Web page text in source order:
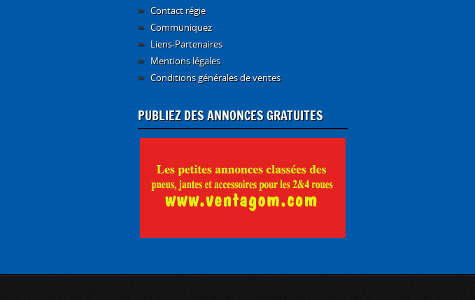
Contact régie
Communiquez
Liens-Partenaires
Mentions légales
Conditions générales de ventes
PUBLIEZ DES ANNONCES GRATUITES